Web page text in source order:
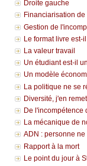
Droite gauche
Financiarisation de
Gestion de
Le format livre est-
La valeur travail
Un étudiant est-il
Un modèle
La politique ne se
Diversité, j'en
De l'incompétence
La mécanique de
ADN : personne
Rapport à la mort
Le point du jour à